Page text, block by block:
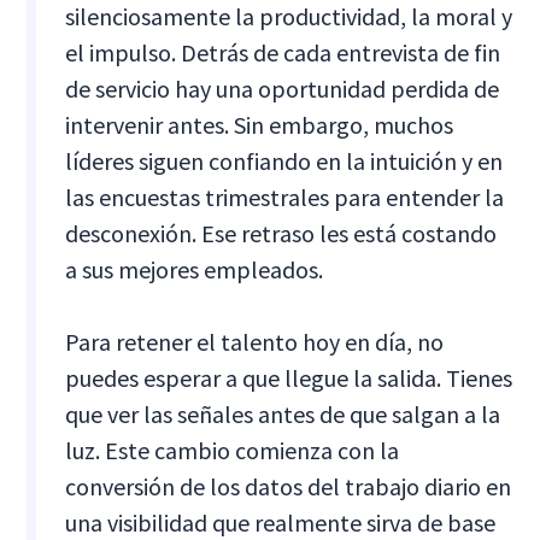
silenciosamente la productividad, la moral y
el impulso. Detrás de cada entrevista de fin
de servicio hay una oportunidad perdida de
intervenir antes. Sin embargo, muchos
líderes siguen confiando en la intuición y en
las encuestas trimestrales para entender la
desconexión. Ese retraso les está costando
a sus mejores empleados.
Para retener el talento hoy en día, no
puedes esperar a que llegue la salida. Tienes
que ver las señales antes de que salgan a la
luz. Este cambio comienza con la
conversión de los datos del trabajo diario en
una visibilidad que realmente sirva de base